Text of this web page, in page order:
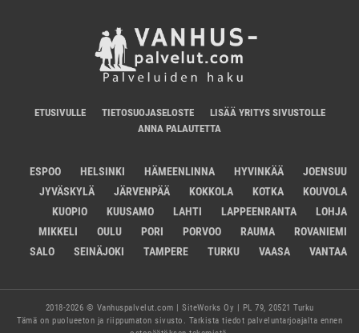
ETUSIVULLE TIETOSUOJASELOSTE
LISÄÄ YRITYS SIVUSTOLLE
ANNA PALAUTETTA
ESPOO HELSINKI HÄMEENLINNA HYVINKÄÄ
JOENSUU
JYVÄSKYLÄ
JÄRVENPÄÄ KOKKOLA KOTKA
KOUVOLA
KUOPIO
KUUSAMO LAHTI LAPPEENRANTA
LOHJA
MIKKELI
OULU PORI PORVOO RAUMA
ROVANIEMI
SALO
SEINÄJOKI TAMPERE TURKU VAASA VANTAA
2018-2026 © Vanhuspalvelut.com | SiteWorks Oy | PL 79, 20521 Turku
Tämä on puolueeton ja riippumaton sivusto. Tarkista tiedot palveluntarjoajalta ennen